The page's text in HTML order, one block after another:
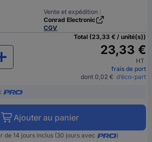
Vente et expédition :
Conrad Electronic
CGV
Total (23,33 € / unité(s))
23,33 €
HT
frais de port
dont 0,02 € d’éco-part
Ajouter au panier
de 14 jours inclus (30 jours avec )